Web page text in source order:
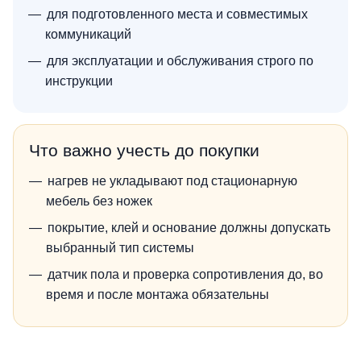
для подготовленного места и совместимых
коммуникаций
для эксплуатации и обслуживания строго по
инструкции
Что важно учесть до покупки
нагрев не укладывают под стационарную
мебель без ножек
покрытие, клей и основание должны допускать
выбранный тип системы
датчик пола и проверка сопротивления до, во
время и после монтажа обязательны